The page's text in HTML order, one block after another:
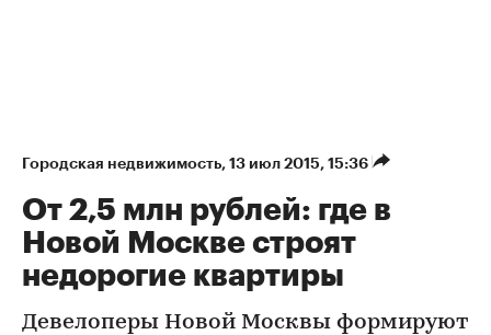
Городская недвижимость⁠, 13 июл 2015, 15:36
От 2,5 млн рублей: где в
Новой Москве строят
недорогие квартиры
Девелоперы Новой Москвы формируют